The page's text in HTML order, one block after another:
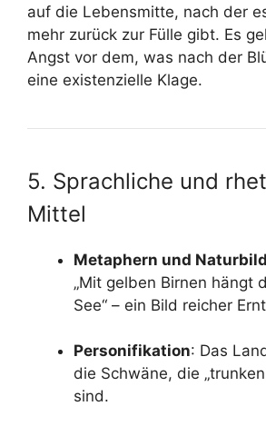
auf die Lebensmitte, nach der
mehr zurück zur Fülle gibt. Es
Angst vor dem, was nach der
eine existenzielle Klage.
5. Sprachliche und
Mittel
Metaphern und
„Mit gelben Birnen hängt
See“ – ein Bild reicher
Personifikation: Das
die Schwäne, die
sind.